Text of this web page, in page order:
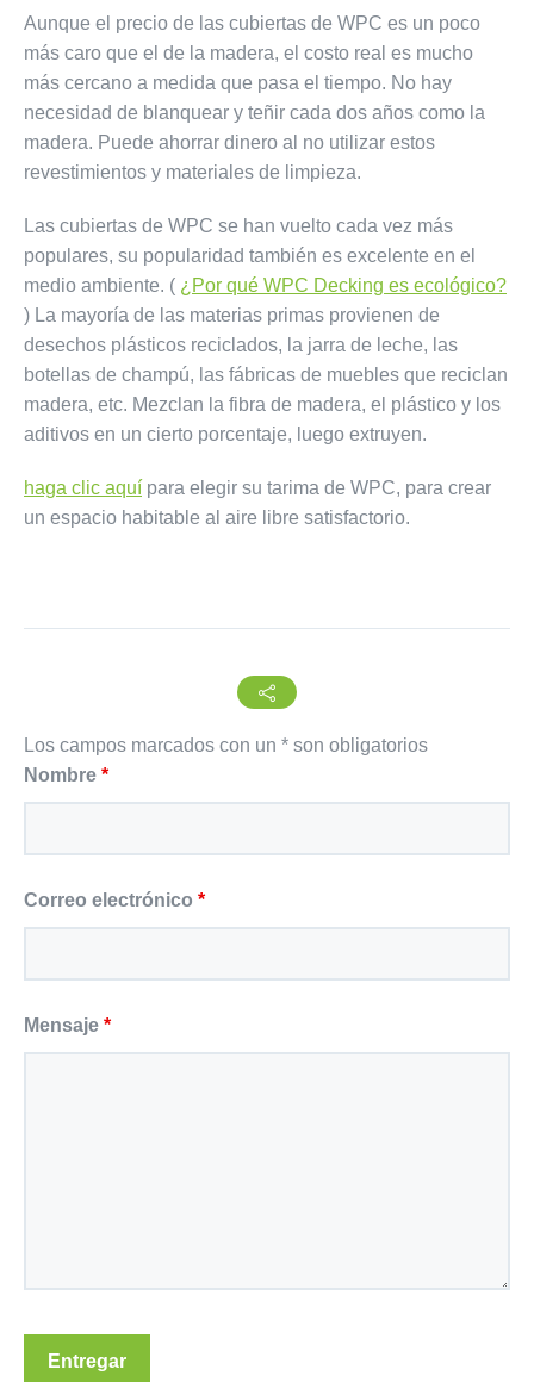
Aunque el precio de las cubiertas de WPC es un poco
más caro que el de la madera, el costo real es mucho
más cercano a medida que pasa el tiempo. No hay
necesidad de blanquear y teñir cada dos años como la
madera. Puede ahorrar dinero al no utilizar estos
revestimientos y materiales de limpieza.
Las cubiertas de WPC se han vuelto cada vez más
populares, su popularidad también es excelente en el
medio ambiente. ( ¿Por qué WPC Decking es ecológico?
) La mayoría de las materias primas provienen de
desechos plásticos reciclados, la jarra de leche, las
botellas de champú, las fábricas de muebles que reciclan
madera, etc. Mezclan la fibra de madera, el plástico y los
aditivos en un cierto porcentaje, luego extruyen.
haga clic aquí para elegir su tarima de WPC, para crear
un espacio habitable al aire libre satisfactorio.
Los campos marcados con un * son obligatorios
Nombre *
Correo electrónico *
Mensaje *